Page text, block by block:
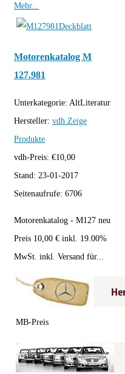
Mehr...
Motorenkatalog M
127.981
Unterkategorie: AltLiteratur
Hersteller: vdh Zeige
Produkte
vdh-Preis: €10,00
Stand: 23-01-2017
Seitenaufrufe: 6706
Motorenkatalog - M127 neu
Preis 10,00 € inkl. 19.00%
MwSt. inkl. Versand für...
MB-Preis